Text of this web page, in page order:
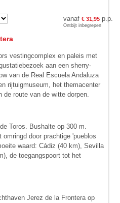
vanaf € 31,95p.p.
Ontbijt inbegrepen
vesting­complex en paleis met
aan een sherry­
van de Real Escuela Andaluza
rijtuig­museum, het themacenter
de route van de witte dorpen.
Toros. Bus­halte op 300 m.
door prachtige 'pueblos
waard: Cádiz (40 km), Sevilla
de toegangspoort tot het
Jerez de la Frontera op